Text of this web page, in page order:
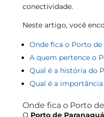
conectividade.
Neste artigo, você
Onde fica o Porto de
A quem pertence o
Qual é a história do
Qual é a
Onde fica o Porto
O Porto de Paranaguá